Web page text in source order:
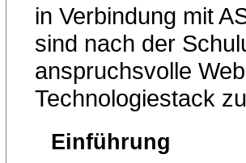
in Verbindung mit
sind nach der
anspruchsvolle
Technologiestack
Einführung